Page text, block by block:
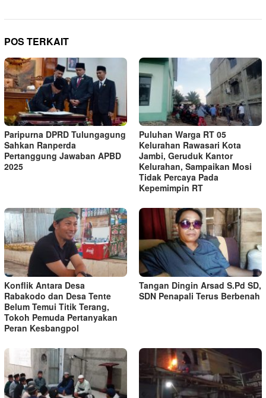
POS TERKAIT
Paripurna DPRD Tulungagung
Sahkan Ranperda
Pertanggung Jawaban APBD
2025
Puluhan Warga RT 05
Kelurahan Rawasari Kota
Jambi, Geruduk Kantor
Kelurahan, Sampaikan Mosi
Tidak Percaya Pada
Kepemimpin RT
Konflik Antara Desa
Rabakodo dan Desa Tente
Belum Temui Titik Terang,
Tokoh Pemuda Pertanyakan
Peran Kesbangpol
Tangan Dingin Arsad S.Pd SD,
SDN Penapali Terus Berbenah